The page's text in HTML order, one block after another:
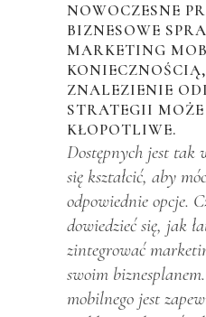
NOWOCZESNE
BIZNESOWE
MARKETING
ZNALEZIENIE
STRATEGII MOŻE
KŁOPOTLIWE.
Dostępnych jest tak
się kształcić, aby
odpowiednie opcje.
dowiedzieć się, jak
zintegrować
swoim
mobilnego jest